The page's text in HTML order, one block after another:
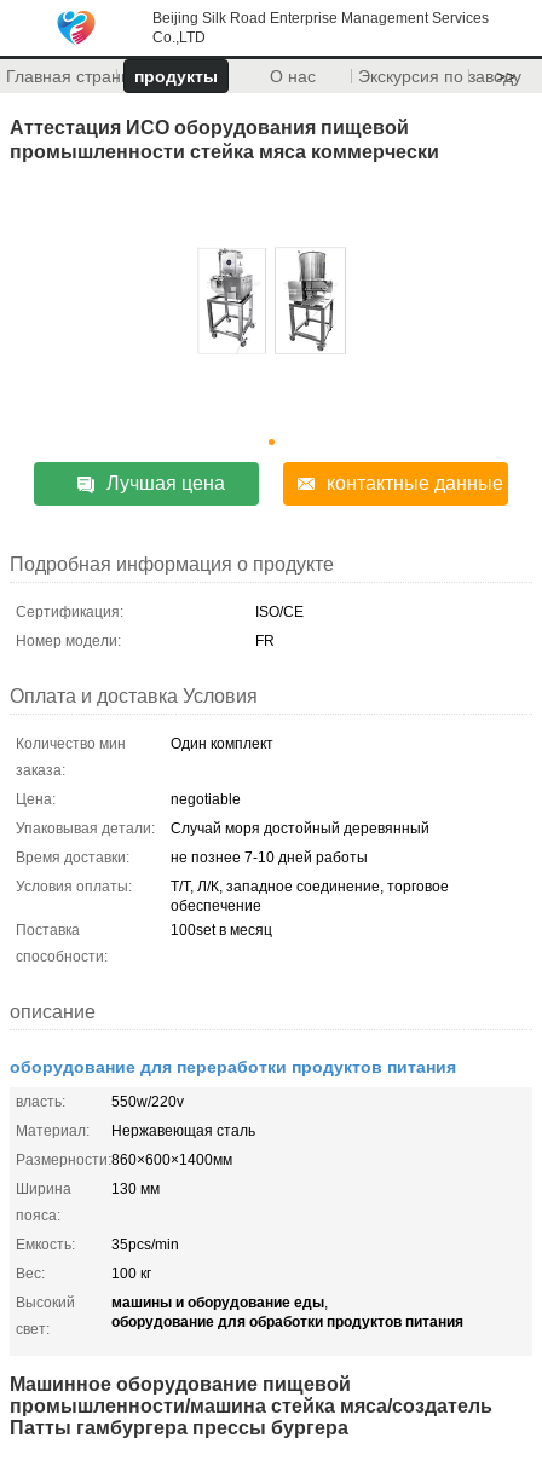
Beijing Silk Road Enterprise Management Services
Co.,LTD
Главная страницапродукты О нас Экскурсия по заводу
>>
Аттестация ИСО оборудования пищевой
промышленности стейка мяса коммерчески
Лучшая цена контактные данные
Подробная информация о продукте
Сертификация:
ISO/CE
Номер модели:
FR
Оплата и доставка Условия
Количество мин
заказа:
Один комплект
Цена:
negotiable
Упаковывая детали:
Случай моря достойный деревянный
Время доставки:
не познее 7-10 дней работы
Условия оплаты:
Т/Т, Л/К, западное соединение, торговое
обеспечение
Поставка
способности:
100set в месяц
описание
оборудование для переработки продуктов питания
власть:
550w/220v
Материал:
Нержавеющая сталь
Размерности:860×600×1400мм
Ширина
пояса:
130 мм
Емкость:
35pcs/min
Вес:
100 кг
Высокий
свет:
машины и оборудование еды,
оборудование для обработки продуктов питания
Машинное оборудование пищевой
промышленности/машина стейка мяса/создатель
Патты гамбургера прессы бургера